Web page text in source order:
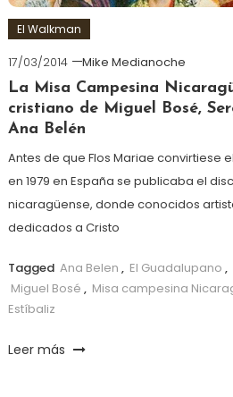
El Walkman
17/03/2014
Mike Medianoche
La Misa Campesina
cristiano de Miguel Bosé,
Ana Belén
Antes de que Flos Mariae convirtiese
en 1979 en España se publicaba el
nicaragüense, donde conocidos
dedicados a Cristo
Tagged Ana Belen , El Guadalupano ,
Miguel Bosé , Misa campesina
Estíbaliz
Leer más